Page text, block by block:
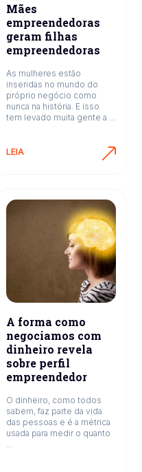
Mães
empreendedoras
geram filhas
empreendedoras
As mulheres estão
inseridas no mundo do
próprio negócio como
nunca na história. E isso
tem levado muita gente a ...
LEIA
A forma como
negociamos com
dinheiro revela
sobre perfil
empreendedor
O dinheiro, como todos
sabem, faz parte da vida
das pessoas e é a métrica
usada para medir o quanto